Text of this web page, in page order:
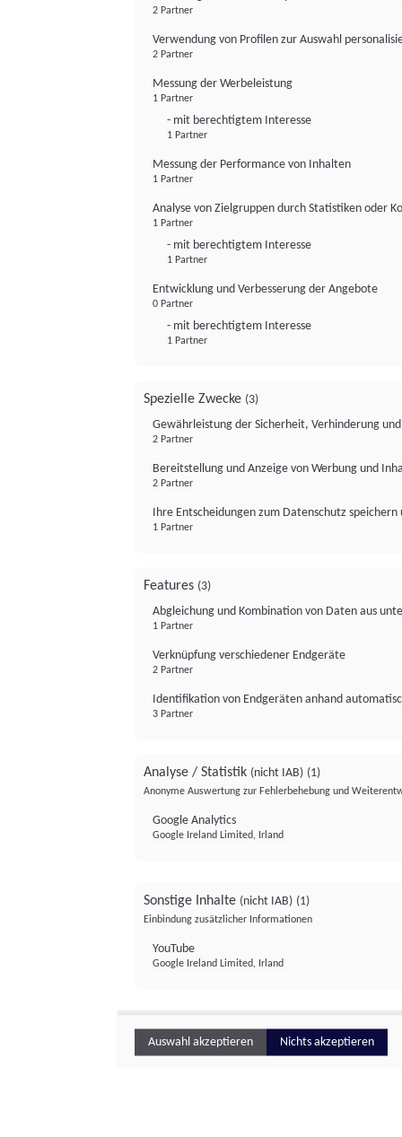
2 Partner
Verwendung von Profilen zur Auswahl
2 Partner
Messung der Werbeleistung
1 Partner
- mit berechtigtem Interesse
1 Partner
Messung der Performance von Inhalten
1 Partner
Analyse von Zielgruppen durch Statistiken oder
1 Partner
- mit berechtigtem Interesse
1 Partner
Entwicklung und Verbesserung der Angebote
0 Partner
- mit berechtigtem Interesse
1 Partner
Spezielle Zwecke (3)
Gewährleistung der Sicherheit, Verhinderung
2 Partner
Bereitstellung und Anzeige von Werbung und
2 Partner
Ihre Entscheidungen zum Datenschutz
1 Partner
Features (3)
Abgleichung und Kombination von Daten aus
1 Partner
Verknüpfung verschiedener Endgeräte
2 Partner
Identifikation von Endgeräten anhand
3 Partner
Analyse / Statistik (nicht IAB) (1)
Anonyme Auswertung zur Fehlerbehebung und
Google Analytics
Google Ireland Limited, Irland
Sonstige Inhalte (nicht IAB) (1)
Einbindung zusätzlicher Informationen
YouTube
Google Ireland Limited, Irland
Auswahl akzeptieren Nichts akzeptieren